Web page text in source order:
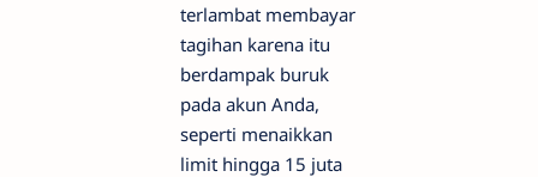
terlambat membayar
tagihan karena itu
berdampak buruk
pada akun Anda,
seperti menaikkan
limit hingga 15 juta